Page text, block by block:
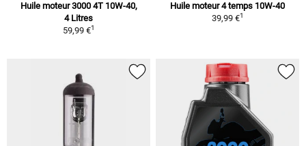
Huile moteur 3000 4T 10W-40,
4 Litres
59,99 €1
Huile moteur 4 temps 10W-40
39,99 €1